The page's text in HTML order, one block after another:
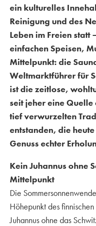
ein kulturelles
Reinigung und des
Leben im Freien
einfachen Speisen,
Mittelpunkt: die
Weltmarktführer für
ist die zeitlose,
seit jeher eine
tief verwurzelten
entstanden, die
Genuss echter
Kein Juhannus ohne
Mittelpunkt
Die
Höhepunkt des
Juhannus ohne das